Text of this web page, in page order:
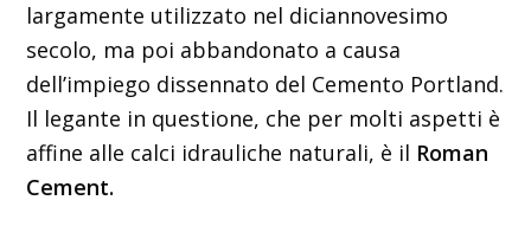
largamente utilizzato nel diciannovesimo
secolo, ma poi abbandonato a causa
dell’impiego dissennato del Cemento Portland.
Il legante in questione, che per molti aspetti è
affine alle calci idrauliche naturali, è il Roman
Cement.